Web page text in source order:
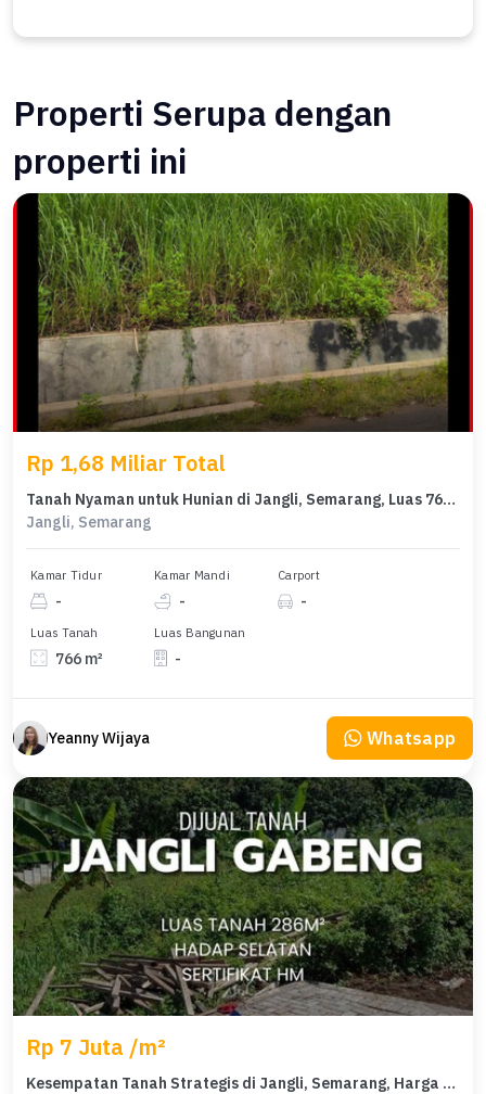
Properti Serupa dengan
properti ini
Rp 1,68 Miliar Total
Tanah Nyaman untuk Hunian di Jangli, Semarang, Luas 766m²
Jangli, Semarang
Kamar Tidur
-
Kamar Mandi
-
Carport
-
Luas Tanah
766 m²
Luas Bangunan
-
Yeanny Wijaya Whatsapp
Rp 7 Juta /m²
Kesempatan Tanah Strategis di Jangli, Semarang, Harga 2 Miliar